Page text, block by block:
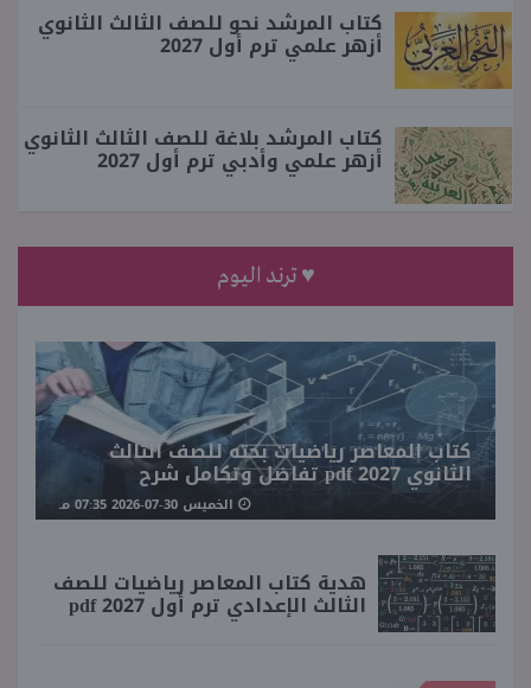
كتاب المرشد نحو للصف الثالث الثانوي
أزهر علمي ترم أول 2027
كتاب المرشد بلاغة للصف الثالث الثانوي
أزهر علمي وأدبي ترم أول 2027
♥ ترند اليوم
كتاب المعاصر رياضيات بحته للصف الثالث
الثانوي 2027 pdf تفاضل وتكامل شرح
الخميس 30-07-2026 07:35 مـ
هدية كتاب المعاصر رياضيات للصف
الثالث الإعدادي ترم أول 2027 pdf